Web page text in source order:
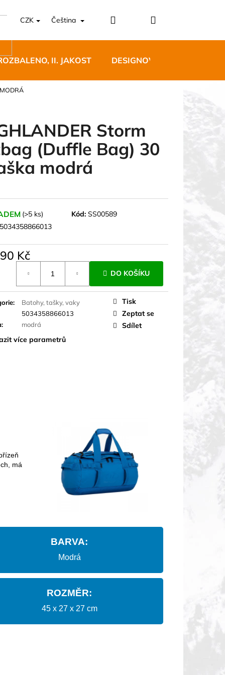
CZK Čeština PřihlášeníNákupní
II. JAKOST DESIGNOVÝ NÁBYTEK
Storm
(Duffle Bag) 30
modrá
(>5 ks) Kód: SS00589
5034358866013
Kč
DO KOŠÍKU
:
Batohy, tašky, vaky
5034358866013
: modrá
více parametrů
Tisk
Zeptat se
Sdílet
má
BARVA:
Modrá
ROZMĚR:
45 x 27 x 27 cm
BĚŽECKÉ TRAILOVÉ